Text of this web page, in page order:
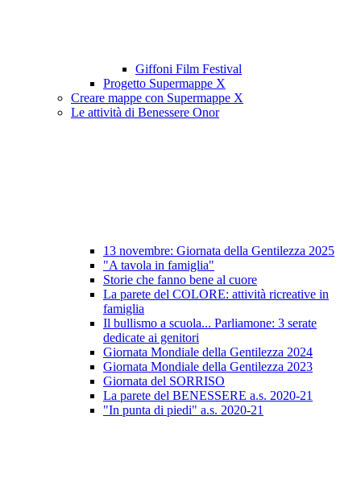
Giffoni Film Festival
Progetto Supermappe X
Creare mappe con Supermappe X
Le attività di Benessere Onor
13 novembre: Giornata della Gentilezza 2025
"A tavola in famiglia"
Storie che fanno bene al cuore
La parete del COLORE: attività ricreative in
famiglia
Il bullismo a scuola... Parliamone: 3 serate
dedicate ai genitori
Giornata Mondiale della Gentilezza 2024
Giornata Mondiale della Gentilezza 2023
Giornata del SORRISO
La parete del BENESSERE a.s. 2020-21
"In punta di piedi" a.s. 2020-21